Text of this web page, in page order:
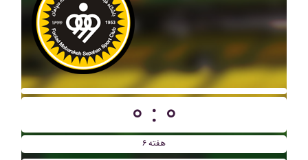
۰ : ۰
هفته ۶